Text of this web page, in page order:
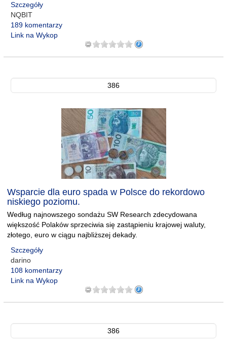
Szczegóły
NQBIT
189 komentarzy
Link na Wykop
386
Wsparcie dla euro spada w Polsce do rekordowo
niskiego poziomu.
Według najnowszego sondażu SW Research zdecydowana
większość Polaków sprzeciwia się zastąpieniu krajowej waluty,
złotego, euro w ciągu najbliższej dekady.
Szczegóły
darino
108 komentarzy
Link na Wykop
386